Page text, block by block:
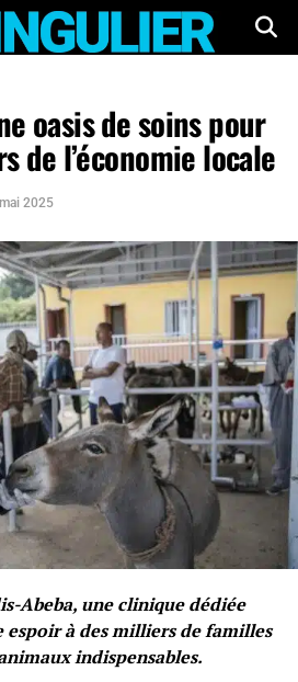
oasis de soins pour
de l’économie locale
2025
Abeba, une clinique dédiée
espoir à des milliers de familles
indispensables.